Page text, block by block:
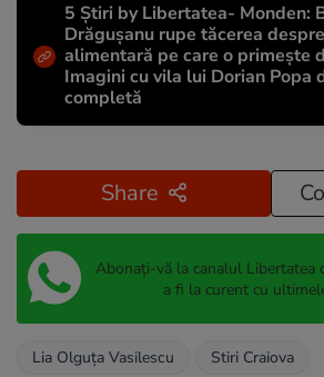
5 Știri by Libertatea- Monden:
Drăgușanu rupe tăcerea
alimentară pe care o primește
Imagini cu vila lui Dorian Popa
completă
Share
Abonați-vă la canalul Libertatea
a fi la curent cu
Lia Olguța Vasilescu Stiri Craiova